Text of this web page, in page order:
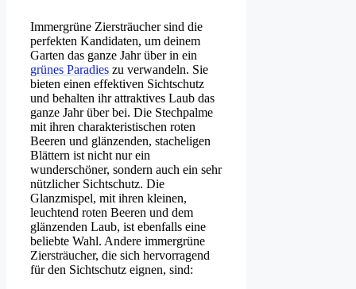
Immergrüne Ziersträucher sind die
perfekten Kandidaten, um deinem
Garten das ganze Jahr über in ein
grünes Paradies zu verwandeln. Sie
bieten einen effektiven Sichtschutz
und behalten ihr attraktives Laub das
ganze Jahr über bei. Die Stechpalme
mit ihren charakteristischen roten
Beeren und glänzenden, stacheligen
Blättern ist nicht nur ein
wunderschöner, sondern auch ein sehr
nützlicher Sichtschutz. Die
Glanzmispel, mit ihren kleinen,
leuchtend roten Beeren und dem
glänzenden Laub, ist ebenfalls eine
beliebte Wahl. Andere immergrüne
Ziersträucher, die sich hervorragend
für den Sichtschutz eignen, sind: